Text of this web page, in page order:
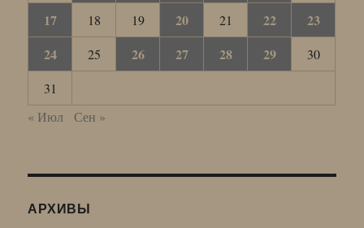
17 18 19 20 21 22
23
24
25 26 27 28 29
30
31
« Июл
Сен »
АРХИВЫ